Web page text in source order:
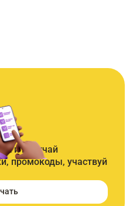
и получай
промокоды, участвуй